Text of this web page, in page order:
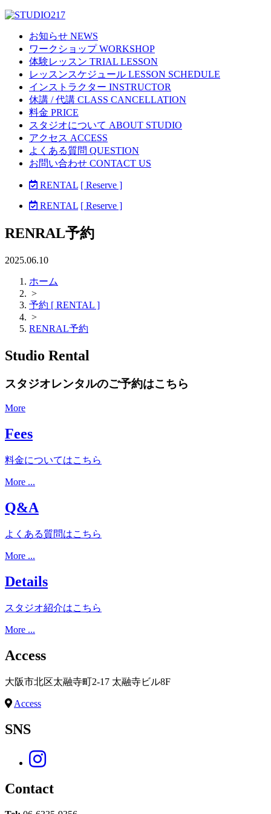
お知らせ NEWS
ワークショップ WORKSHOP
体験レッスン TRIAL LESSON
レッスンスケジュール LESSON SCHEDULE
インストラクター INSTRUCTOR
休講 / 代講 CLASS CANCELLATION
料金 PRICE
スタジオについて ABOUT STUDIO
アクセス ACCESS
よくある質問 QUESTION
お問い合わせ CONTACT US
RENTAL [ Reserve ]
RENTAL [ Reserve ]
RENRAL予約
2025.06.10
ホーム
>
予約 [ RENTAL ]
>
RENRAL予約
Studio Rental
スタジオレンタルのご予約はこちら
More
Fees
料金についてはこちら
More ...
Q&A
よくある質問はこちら
More ...
Details
スタジオ紹介はこちら
More ...
Access
大阪市北区太融寺町2-17 太融寺ビル8F
Access
SNS
Contact